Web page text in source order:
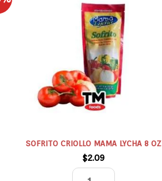
SOFRITO CRIOLLO MAMA LYCHA 8 OZ
$2.09
CRIOLLO
MAMA
LYCHA
8
OZ
cantidad